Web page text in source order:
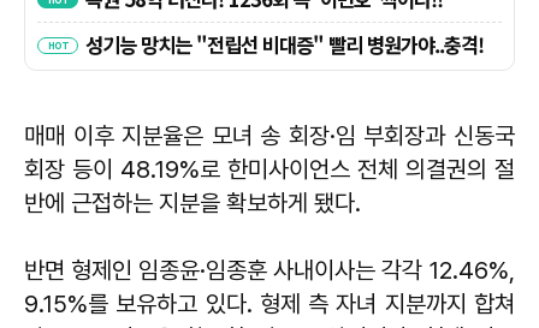
매매 이후 지분율은 모녀 송 회장·임 부회장과 신동국
회장 등이 48.19%로 한미사이언스 전체 의결권의 절
반에 근접하는 지분을 확보하게 됐다.
반면 형제인 임종윤·임종훈 사내이사는 각각 12.46%,
9.15%를 보유하고 있다. 형제 측 자녀 지분까지 합쳐